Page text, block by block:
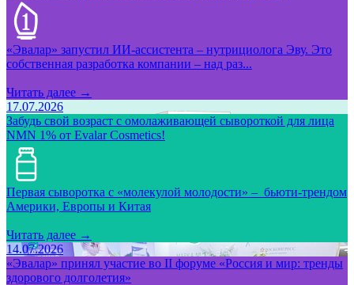
«Эвалар» запустил ИИ-ассистента – нутрициолога Эву. Это
собственная разработка компании – над раз...
Читать далее →
17.07.2026
Забудь свой возраст с омолаживающей сывороткой для лица
NMN 1% от Evalar Cosmetics!
Первая сыворотка с «молекулой молодости» – бьюти-трендом
Америки, Европы и Китая
Читать далее →
14.07.2026
«Эвалар» принял участие во II форуме «Россия и мир: тренды
здорового долголетия»